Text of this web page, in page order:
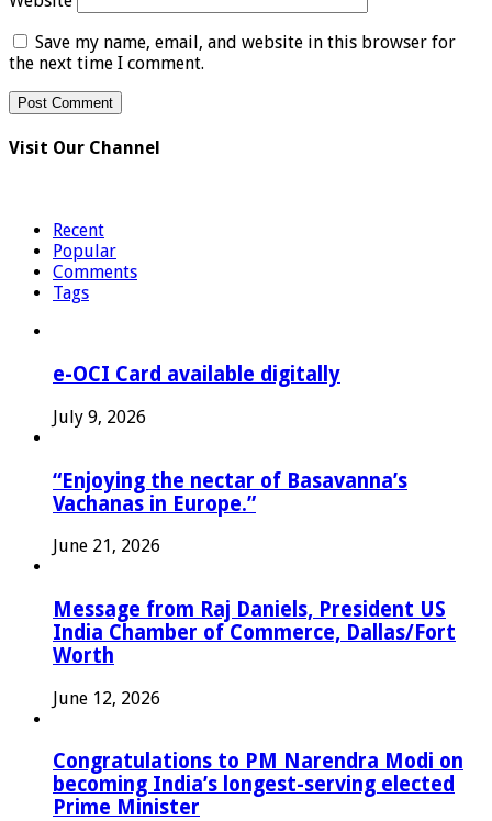
Save my name, email, and website in this browser for
the next time I comment.
Visit Our Channel
Recent
Popular
Comments
Tags
e-OCI Card available digitally
July 9, 2026
“Enjoying the nectar of Basavanna’s
Vachanas in Europe.”
June 21, 2026
Message from Raj Daniels, President US
India Chamber of Commerce, Dallas/Fort
Worth
June 12, 2026
Congratulations to PM Narendra Modi on
becoming India’s longest-serving elected
Prime Minister